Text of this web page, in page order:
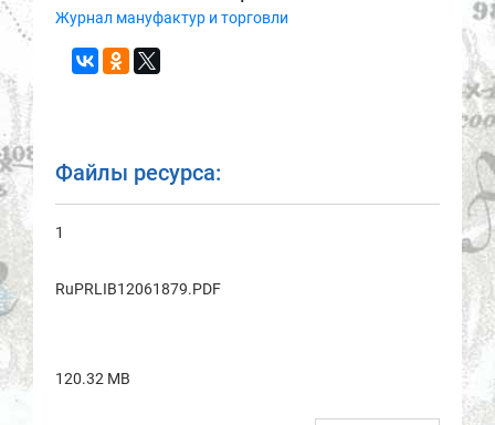
Журнал мануфактур и торговли
Файлы ресурса:
1
RuPRLIB12061879.PDF
120.32 MB